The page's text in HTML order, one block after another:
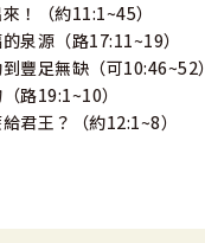
！（約11:1~45）
泉源（路17:11~19）
豐足無缺（可10:46~52）
路19:1~10）
君王？（約12:1~8）